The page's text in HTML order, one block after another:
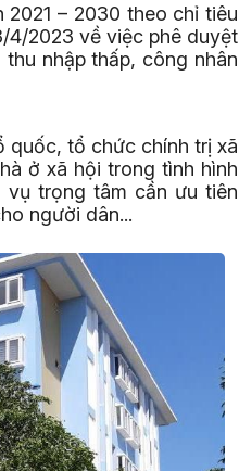
– 2030 theo chỉ tiêu
2023 về việc phê duyệt
nhập thấp, công nhân
quốc, tổ chức chính trị xã
ở xã hội trong tình hình
trọng tâm cần ưu tiên
người dân...